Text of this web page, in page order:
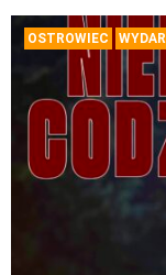
OSTROWIEC